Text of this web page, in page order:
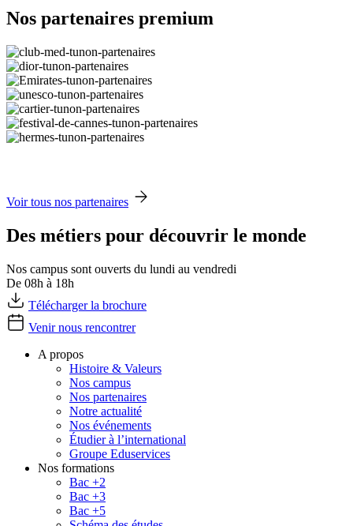
Nos partenaires premium
Voir tous nos partenaires
Des métiers pour découvrir le monde
Nos campus sont ouverts du lundi au vendredi
De 08h à 18h
Télécharger la brochure
Venir nous rencontrer
A propos
Histoire & Valeurs
Nos campus
Nos partenaires
Notre actualité
Nos événements
Étudier à l’international
Groupe Eduservices
Nos formations
Bac +2
Bac +3
Bac +5